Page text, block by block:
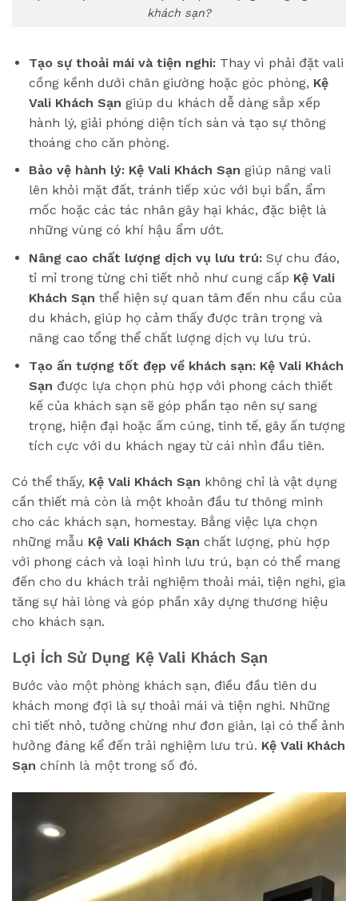
khách sạn?
Tạo sự thoải mái và tiện nghi:Thay vì phải đặt vali
cồng kềnh dưới chân giường hoặc góc phòng, Kệ
Vali Khách Sạn giúp du khách dễ dàng sắp xếp
hành lý, giải phóng diện tích sàn và tạo sự thông
thoáng cho căn phòng.
Bảo vệ hành lý: Kệ Vali Khách Sạn giúp nâng vali
lên khỏi mặt đất, tránh tiếp xúc với bụi bẩn, ẩm
mốc hoặc các tác nhân gây hại khác, đặc biệt là
những vùng có khí hậu ẩm ướt.
Nâng cao chất lượng dịch vụ lưu trú:Sự chu đáo,
tỉ mỉ trong từng chi tiết nhỏ như cung cấp Kệ Vali
Khách Sạn thể hiện sự quan tâm đến nhu cầu của
du khách, giúp họ cảm thấy được trân trọng và
nâng cao tổng thể chất lượng dịch vụ lưu trú.
Tạo ấn tượng tốt đẹp về khách sạn: Kệ Vali Khách
Sạn được lựa chọn phù hợp với phong cách thiết
kế của khách sạn sẽ góp phần tạo nên sự sang
trọng, hiện đại hoặc ấm cúng, tinh tế, gây ấn tượng
tích cực với du khách ngay từ cái nhìn đầu tiên.
Có thể thấy, Kệ Vali Khách Sạn không chỉ là vật dụng
cần thiết mà còn là một khoản đầu tư thông minh
cho các khách sạn, homestay. Bằng việc lựa chọn
những mẫu Kệ Vali Khách Sạn chất lượng, phù hợp
với phong cách và loại hình lưu trú, bạn có thể mang
đến cho du khách trải nghiệm thoải mái, tiện nghi, gia
tăng sự hài lòng và góp phần xây dựng thương hiệu
cho khách sạn.
Lợi Ích Sử Dụng Kệ Vali Khách Sạn
Bước vào một phòng khách sạn, điều đầu tiên du
khách mong đợi là sự thoải mái và tiện nghi. Những
chi tiết nhỏ, tưởng chừng như đơn giản, lại có thể ảnh
hưởng đáng kể đến trải nghiệm lưu trú. Kệ Vali Khách
Sạn chính là một trong số đó.